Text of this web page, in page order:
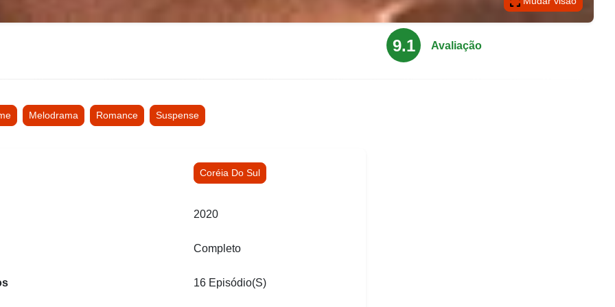
9.1 Avaliação
Melodrama Romance Suspense
Coréia Do Sul
2020
Completo
16 Episódio(s)